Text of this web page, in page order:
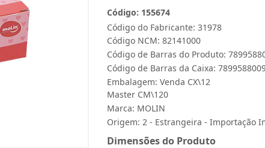
Código do Fabricante: 31978
Código: 155674
Código NCM: 82141000
Código de Barras do Produto:
Código de Barras da Caixa:
Embalagem: Venda CX\12
Master CM\120
Marca: MOLIN
Origem: 2 - Estrangeira - Importação
Dimensões do Produto